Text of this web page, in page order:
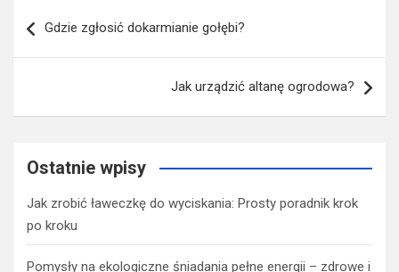
wpisuGdzie zgłosić dokarmianie gołębi?
Jak urządzić altanę ogrodowa?
Ostatnie wpisy
Jak zrobić ławeczkę do wyciskania: Prosty poradnik krok
po kroku
Pomysły na ekologiczne śniadania pełne energii – zdrowe i